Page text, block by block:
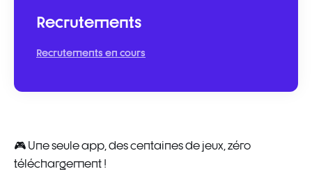
Recrutements
Recrutements en cours
🎮 Une seule app, des centaines de jeux, zéro
téléchargement !